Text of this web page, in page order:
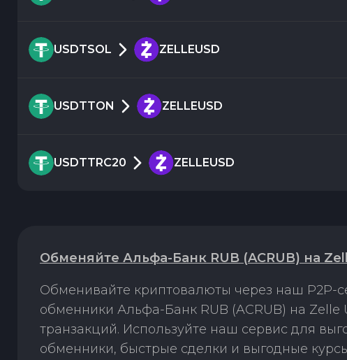
USDTSOL ZELLEUSD
USDTTON ZELLEUSD
USDTTRC20 ZELLEUSD
Обменяйте Альфа-Банк RUB (ACRUB) на
Обменивайте криптовалюты через наш P2P-
обменники Альфа-Банк RUB (ACRUB) на Zelle
транзакций. Используйте наш сервис для
обменники, быстрые сделки и выгодные